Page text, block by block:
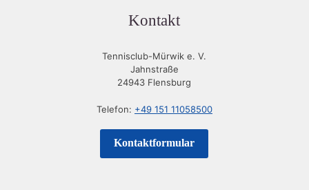
Kontakt
Tennisclub-Mürwik e. V.
Jahnstraße
24943 Flensburg
Telefon: +49 151 11058500
Kontaktformular